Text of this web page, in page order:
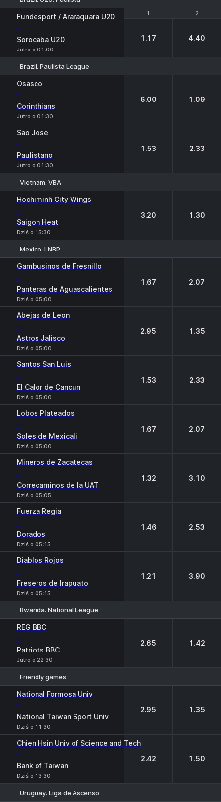
1 2
Fundesport / Araraquara U20
-
Sorocaba U20
Jutro o 01:00
1 2
1.17 4.40
Brazil. Paulista League
Osasco
-
Corinthians
Jutro o 01:30
6.00 1.09
Sao Jose
-
Paulistano
Jutro o 01:30
1.53 2.33
Vietnam. VBA
Hochiminh City Wings
-
Saigon Heat
Dziś o 15:30
3.20 1.30
Mexico. LNBP
Gambusinos de Fresnillo
-
Panteras de Aguascalientes
Dziś o 05:00
1.67 2.07
Abejas de Leon
-
Astros Jalisco
Dziś o 05:00
2.95 1.35
Santos San Luis
-
El Calor de Cancun
Dziś o 05:00
1.53 2.33
Lobos Plateados
-
Soles de Mexicali
Dziś o 05:00
1.67 2.07
Mineros de Zacatecas
-
Correcaminos de la UAT
Dziś o 05:05
1.32 3.10
Fuerza Regia
-
Dorados
Dziś o 05:15
1.46 2.53
Diablos Rojos
-
Freseros de Irapuato
Dziś o 05:15
1.21 3.90
Rwanda. National League
REG BBC
-
Patriots BBC
Jutro o 22:30
2.65 1.42
Friendly games
National Formosa Univ
-
National Taiwan Sport Univ
Dziś o 11:30
2.95 1.35
Chien Hsin Univ of Science and Tech
-
Bank of Taiwan
Dziś o 13:30
2.42 1.50
Uruguay. Liga de Ascenso